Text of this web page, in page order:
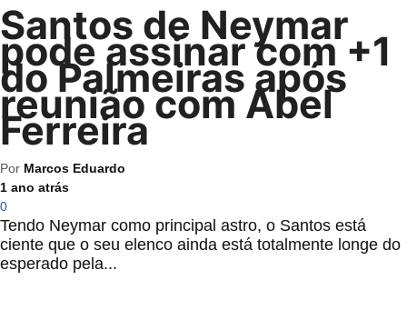
Santos de Neymar
pode assinar com +1
do Palmeiras após
reunião com Abel
Ferreira
Por Marcos Eduardo
1 ano atrás
0
Tendo Neymar como principal astro, o Santos está
ciente que o seu elenco ainda está totalmente longe do
esperado pela...